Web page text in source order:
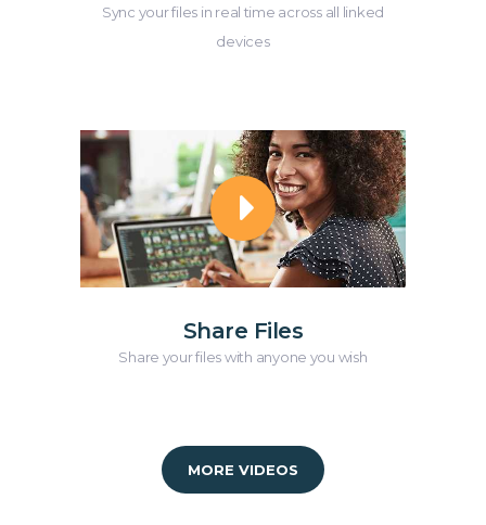
Sync your files in real time across all linked
devices
Share Files
Share your files with anyone you wish
MORE VIDEOS